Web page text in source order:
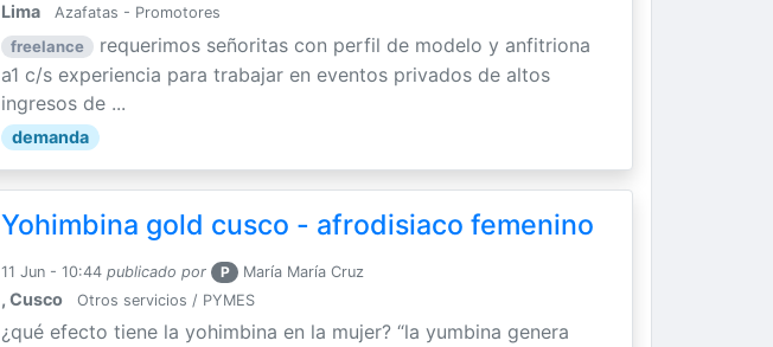
Lima Azafatas - Promotores
freelance
requerimos señoritas con perfil de modelo y anfitriona
a1 c/s experiencia para trabajar en eventos privados de altos
ingresos de ...
demanda
Yohimbina gold cusco - afrodisiaco femenino
11 Jun - 10:44 publicado por P María María Cruz
, Cusco Otros servicios / PYMES
¿qué efecto tiene la yohimbina en la mujer? “la yumbina genera